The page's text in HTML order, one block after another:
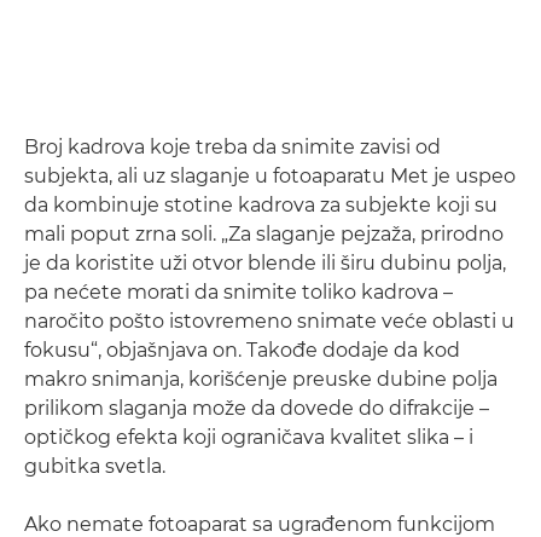
Broj kadrova koje treba da snimite zavisi od
subjekta, ali uz slaganje u fotoaparatu Met je uspeo
da kombinuje stotine kadrova za subjekte koji su
mali poput zrna soli. „Za slaganje pejzaža, prirodno
je da koristite uži otvor blende ili širu dubinu polja,
pa nećete morati da snimite toliko kadrova –
naročito pošto istovremeno snimate veće oblasti u
fokusu“, objašnjava on. Takođe dodaje da kod
makro snimanja, korišćenje preuske dubine polja
prilikom slaganja može da dovede do difrakcije –
optičkog efekta koji ograničava kvalitet slika – i
gubitka svetla.
Ako nemate fotoaparat sa ugrađenom funkcijom